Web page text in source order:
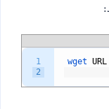
1
2
wget URL